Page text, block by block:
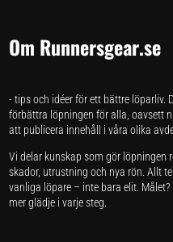
Om Runnersgear.se
- tips och idéer för ett bättre löparliv.
förbättra löpningen för alla, oavsett
att publicera innehåll i våra olika
Vi delar kunskap som gör löpningen
skador, utrustning och nya rön. Allt
vanliga löpare – inte bara elit.
mer glädje i varje steg.